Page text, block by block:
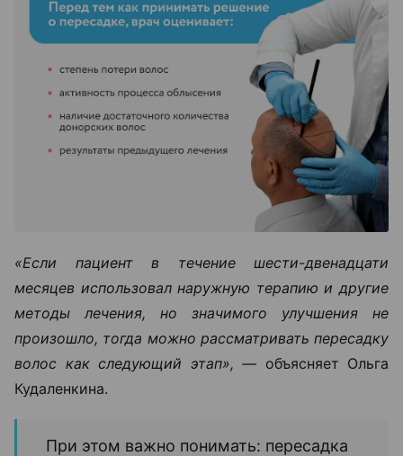
«Если пациент в течение шести-двенадцати
месяцев использовал наружную терапию и другие
методы лечения, но значимого улучшения не
произошло, тогда можно рассматривать пересадку
волос как следующий этап», — объясняет Ольга
Кудаленкина.
При этом важно понимать: пересадка